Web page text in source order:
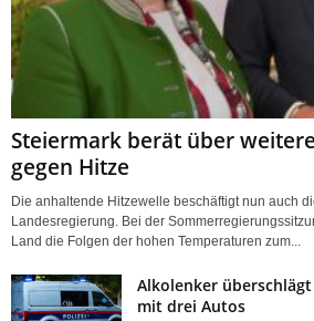
Steiermark berät über
gegen Hitze
Die anhaltende Hitzewelle beschäftigt nun auch
Landesregierung. Bei der
Land die Folgen der hohen Temperaturen zum...
Alkolenker
mit drei Autos